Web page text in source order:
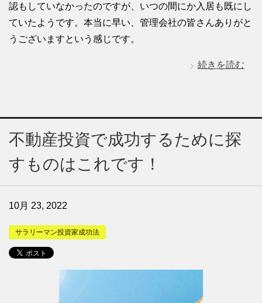
認もしていなかったのですが、いつの間にか入居も既にし
ていたようです。本当に早い、管理会社の皆さんありがと
うございますという感じです。
続きを読む
不動産投資で成功するために探
すものはこれです！
10月 23, 2022
サラリーマン投資家成功法